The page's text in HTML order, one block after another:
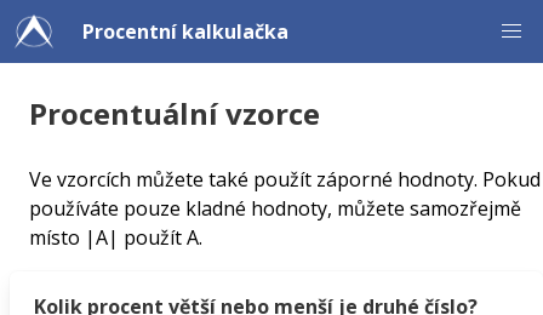
Procentní kalkulačka
Procentuální vzorce
Ve vzorcích můžete také použít záporné hodnoty. Pokud
používáte pouze kladné hodnoty, můžete samozřejmě
místo |A| použít A.
Kolik procent větší nebo menší je druhé číslo?